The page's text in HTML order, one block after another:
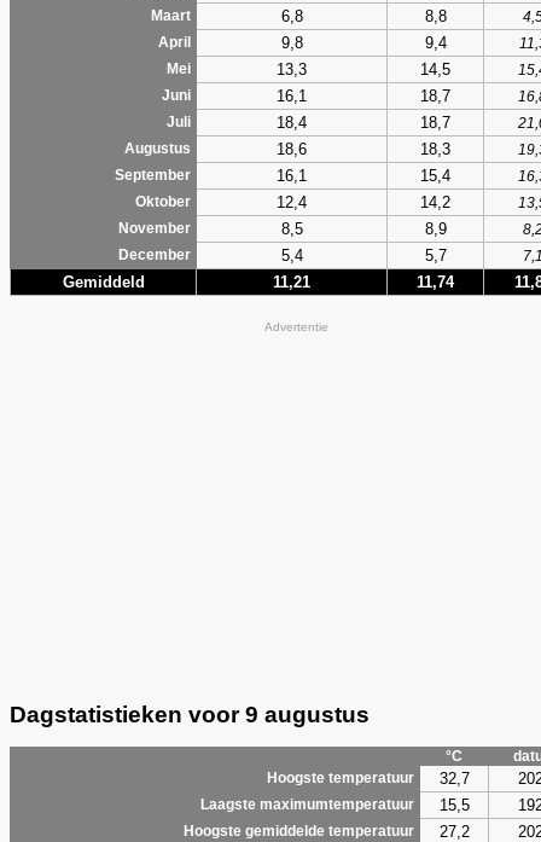
Maart
6,8 8,8
April
9,8 9,4
Mei
13,3 14,5
Juni
16,1 18,7
Juli
18,4 18,7
Augustus
18,6 18,3
September
16,1 15,4
Oktober
12,4 14,2
November
8,5 8,9
December
5,4 5,7
Gemiddeld 11,21 11,74
Advertentie
Dagstatistieken voor 9 augustus
°C
Hoogste temperatuur
32,7
Laagste maximumtemperatuur 15,5
Hoogste gemiddelde temperatuur 27,2